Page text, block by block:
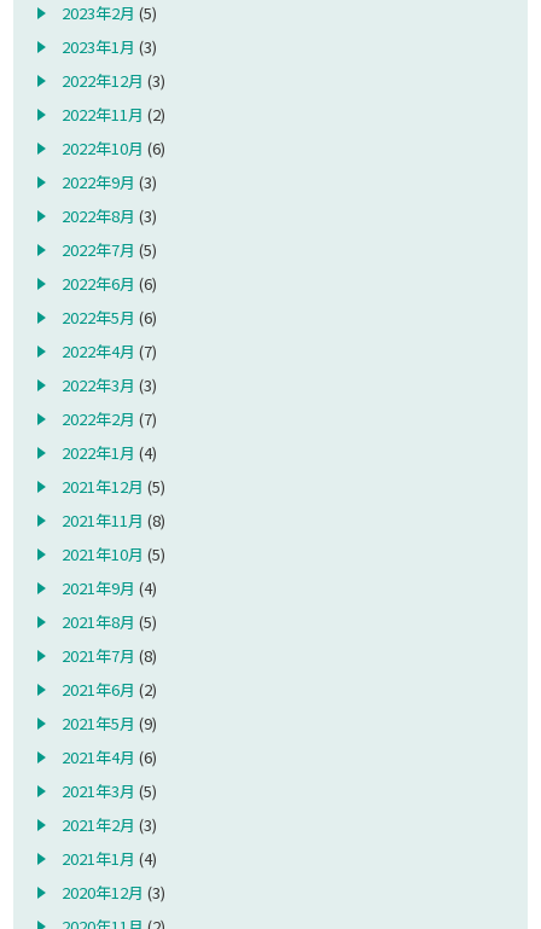
2023年2月 (5)
2023年1月 (3)
2022年12月 (3)
2022年11月 (2)
2022年10月 (6)
2022年9月 (3)
2022年8月 (3)
2022年7月 (5)
2022年6月 (6)
2022年5月 (6)
2022年4月 (7)
2022年3月 (3)
2022年2月 (7)
2022年1月 (4)
2021年12月 (5)
2021年11月 (8)
2021年10月 (5)
2021年9月 (4)
2021年8月 (5)
2021年7月 (8)
2021年6月 (2)
2021年5月 (9)
2021年4月 (6)
2021年3月 (5)
2021年2月 (3)
2021年1月 (4)
2020年12月 (3)